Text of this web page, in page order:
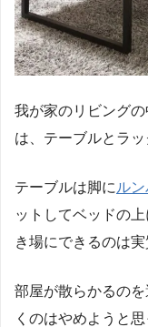
我が家のリビング
は、テーブルとラッ
テーブルは脚に ル
ットしてベッドの
き場にできるのは実
部屋が散らかるの
くのはやめようと